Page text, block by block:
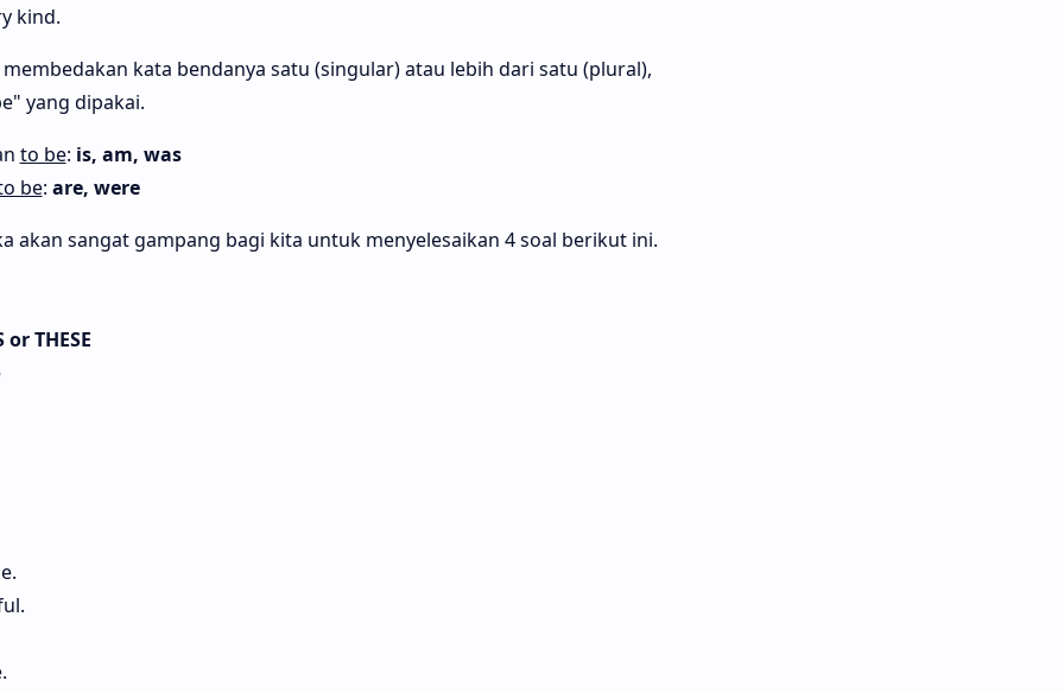
kind.
kata bendanya satu (singular) atau lebih dari satu (plural),
yang dipakai.
to be: is, am, was
be: are, were
akan sangat gampang bagi kita untuk menyelesaikan 4 soal berikut ini.
THESE